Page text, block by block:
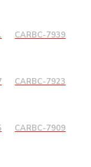
CARBC-7939
CARBC-7923
CARBC-7909